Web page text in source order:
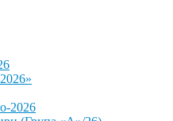
2026